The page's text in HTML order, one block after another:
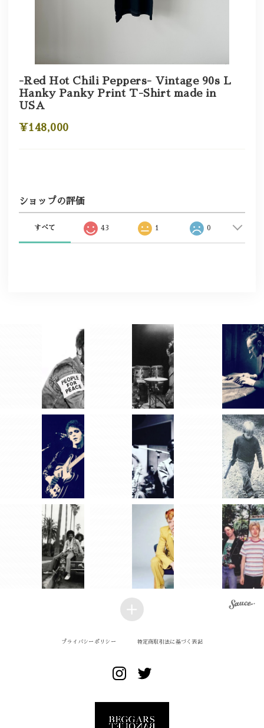
-Red Hot Chili Peppers- Vintage 90s L
Hanky Panky Print T-Shirt made in
USA
¥148,000
ショップの評価
すべて 43 1 0
プライバシーポリシー 特定商取引法に基づく表記